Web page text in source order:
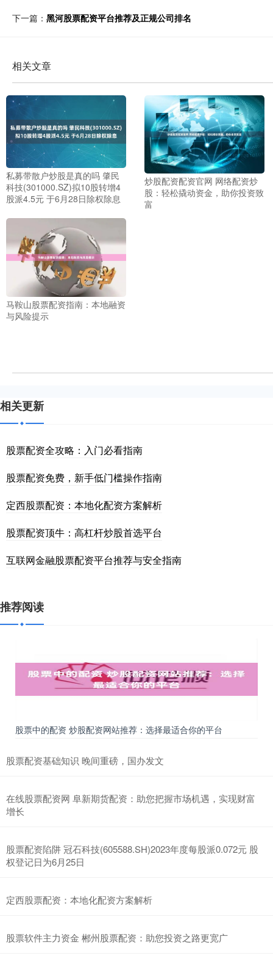
下一篇： 黑河股票配资平台推荐及正规公司排名
相关文章
私募带散户炒股是真的吗 肇民
科技(301000.SZ)拟10股转增4
股派4.5元 于6月28日除权除息
炒股配资配资官网 网络配资炒
股：轻松撬动资金，助你投资致
富
马鞍山股票配资指南：本地融资
与风险提示
相关更新
股票配资全攻略：入门必看指南
股票配资免费，新手低门槛操作指南
定西股票配资：本地化配资方案解析
股票配资顶牛：高杠杆炒股首选平台
互联网金融股票配资平台推荐与安全指南
推荐阅读
股票中的配资 炒股配资网站推荐：选择最适合你的平台
股票配资基础知识 晚间重磅，国办发文
在线股票配资网 阜新期货配资：助您把握市场机遇，实现财富
增长
股票配资陷阱 冠石科技(605588.SH)2023年度每股派0.072元 股
权登记日为6月25日
定西股票配资：本地化配资方案解析
股票软件主力资金 郴州股票配资：助您投资之路更宽广